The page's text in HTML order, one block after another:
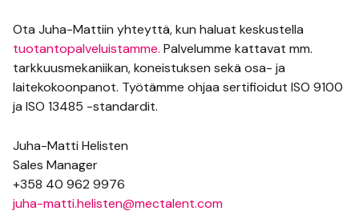
Ota Juha-Mattiin yhteyttä, kun haluat keskustella
tuotantopalveluistamme. Palvelumme kattavat mm.
tarkkuusmekaniikan, koneistuksen sekä osa- ja
laitekokoonpanot. Työtämme ohjaa sertifioidut ISO 9100
ja ISO 13485 -standardit.
Juha-Matti Helisten
Sales Manager
+358 40 962 9976
juha-matti.helisten@mectalent.com